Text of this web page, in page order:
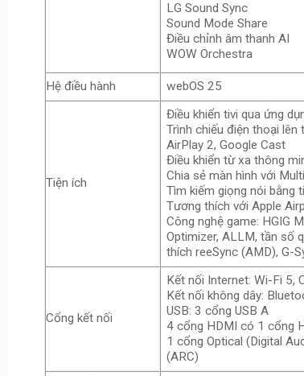
LG Sound Sync
Sound Mode Share
Điều chỉnh âm thanh AI
WOW Orchestra
Hệ điều hành webOS 25
Tiện ích
Điều khiển tivi qua ứng
Trình chiếu điện thoại lên
AirPlay 2, Google Cast
Điều khiển từ xa thông
Chia sẻ màn hình với
Tìm kiếm giọng nói bằng
Tương thích với Apple
Công nghệ game: HGIG
Optimizer, ALLM, tần số
thích reeSync (AMD), G-
Cổng kết nối
Kết nối Internet: Wi-Fi 5,
Kết nối không dây:
USB: 3 cổng USB A
4 cổng HDMI có 1 cổng
1 cổng Optical (Digital
(ARC)